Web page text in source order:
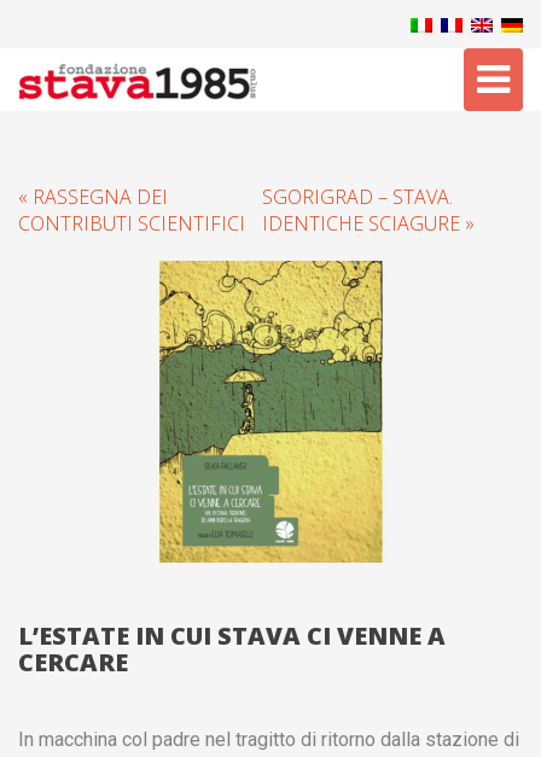
« RASSEGNA DEI
CONTRIBUTI SCIENTIFICI
SGORIGRAD – STAVA.
IDENTICHE SCIAGURE »
L’ESTATE IN CUI STAVA CI VENNE A
CERCARE
In macchina col padre nel tragitto di ritorno dalla stazione di